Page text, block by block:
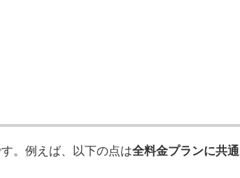
。例えば、以下の点は全料金プランに共通